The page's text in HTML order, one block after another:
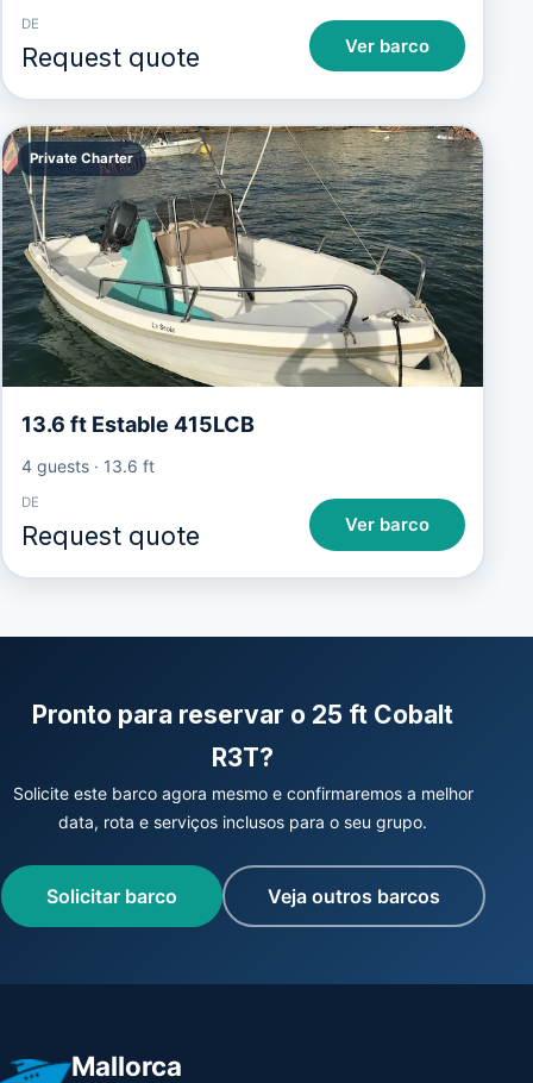
DE
Request quote Ver barco
Private Charter
13.6 ft Estable 415LCB
4 guests· 13.6 ft
DE
Request quote Ver barco
Pronto para reservar o 25 ft Cobalt
R3T?
Solicite este barco agora mesmo e confirmaremos a melhor
data, rota e serviços inclusos para o seu grupo.
Solicitar barco Veja outros barcos
Mallorca